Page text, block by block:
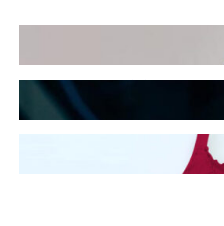
Wanita Pamer Pakaian
Kepribadian Berdasarkan